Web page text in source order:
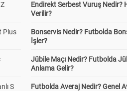
Plus
S
Endirekt Serbest Vuruş Nedir?
Verilir?
Bonservis Nedir? Futbolda
İşler?
Jübile Maçı Nedir? Futbolda
Anlama Gelir?
Futbolda Averaj Nedir? Genel